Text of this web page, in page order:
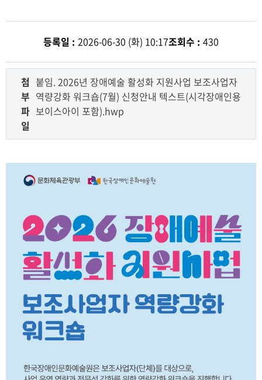
등록일 : 2026-06-30 (화) 10:17조회수 : 430
첨
부
파
일
붙임. 2026년 장애예술 활성화 지원사업 보조사업자
역량강화 워크숍(7월) 신청안내 텍스트(시각장애인용
보이스아이 포함).hwp